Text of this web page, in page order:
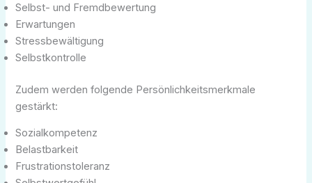
Selbst- und Fremdbewertung
Erwartungen
Stressbewältigung
Selbstkontrolle
Zudem werden folgende Persönlichkeitsmerkmale
gestärkt:
Sozialkompetenz
Belastbarkeit
Frustrationstoleranz